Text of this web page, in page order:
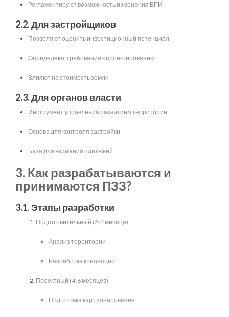
Регламентируют возможность изменения ВРИ
2.2. Для застройщиков
Позволяют оценить инвестиционный потенциал
Определяют требования к проектированию
Влияют на стоимость земли
2.3. Для органов власти
Инструмент управления развитием территории
Основа для контроля застройки
База для взимания платежей
3. Как разрабатываются и
принимаются ПЗЗ?
3.1. Этапы разработки
Подготовительный (2-4 месяца)
Анализ территории
Разработка концепции
Проектный (4-6 месяцев)
Подготовка карт зонирования